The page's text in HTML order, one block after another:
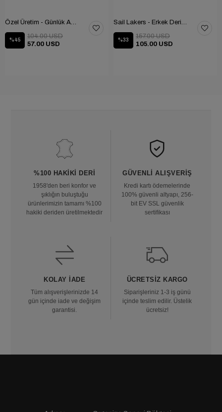
%45
57.00 USD
104.00 USD
%33
105.00 USD
157.00 USD
%100 HAKIKI DERI
1958'den beri konfor ve
şıklığın buluştuğu
ürünlerimizin tamamı %100
hakiki deriden üretilmektedir
GÜVENLI ALIŞVERIŞ
Kredi kartı ödemelerinde
100% güvenli altyapı, 256-
bit EV SSL güvenlik
sertifikası
KOLAY İADE
Tüm alışverişlerinizde 14
gün içinde iade ve değişim
garantisi.
ÜCRETSIZ KARGO
Siparişleriniz 1-3 iş günü
içinde teslim edilir. Üstelik
ücretsiz!